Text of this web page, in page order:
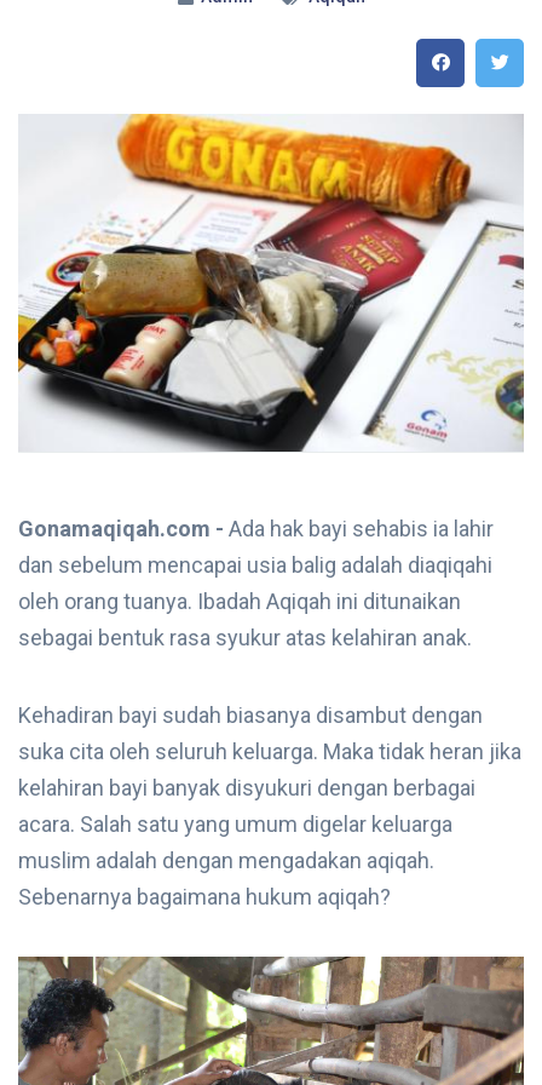
Gonamaqiqah.com - Ada hak bayi sehabis ia lahir
dan sebelum mencapai usia balig adalah diaqiqahi
oleh orang tuanya. Ibadah Aqiqah ini ditunaikan
sebagai bentuk rasa syukur atas kelahiran anak.
Kehadiran bayi sudah biasanya disambut dengan
suka cita oleh seluruh keluarga. Maka tidak heran jika
kelahiran bayi banyak disyukuri dengan berbagai
acara. Salah satu yang umum digelar keluarga
muslim adalah dengan mengadakan aqiqah.
Sebenarnya bagaimana hukum aqiqah?